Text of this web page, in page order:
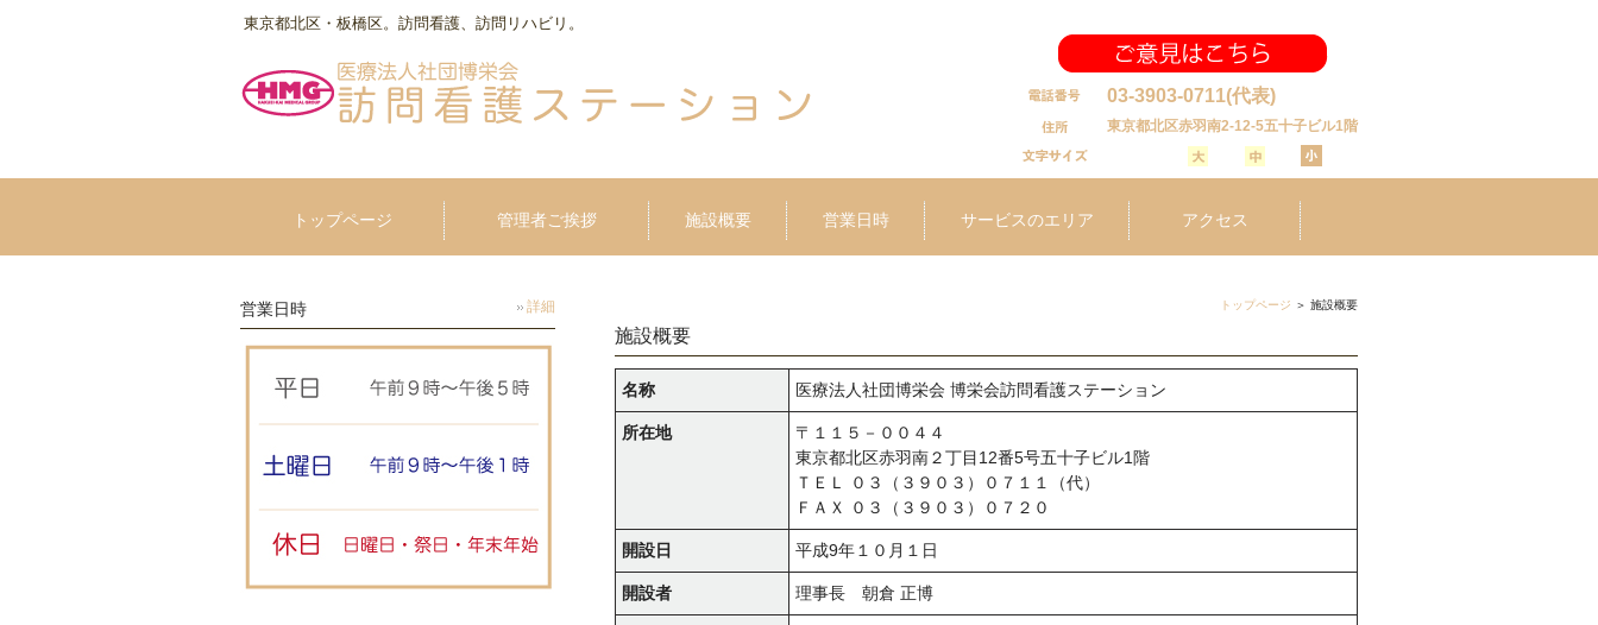
東京都北区・板橋区。訪問看護、訪問リハビリ。
03-3903-0711(代表)
東京都北区赤羽南2-12-5五十子ビル1階
トップページ 管理者ご挨拶 施設概要 営業日時 サービスのエリア アクセス
トップページ ＞ 施設概要
施設概要
名称 医療法人社団博栄会 博栄会訪問看護ステーション
所在地
〒１１５－００４４
東京都北区赤羽南２丁目12番5号五十子ビル1階
ＴＥＬ ０３（３９０３）０７１１（代）
ＦＡＸ ０３（３９０３）０７２０
開設日 平成9年１０月１日
開設者 理事長 朝倉 正博
営業日時 詳細